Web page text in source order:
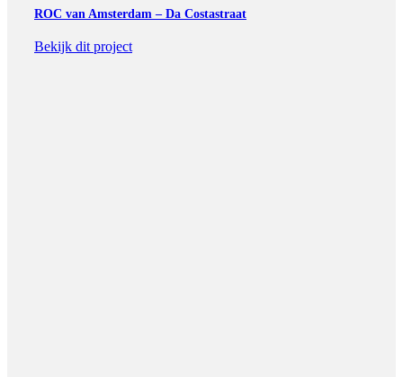
ROC van Amsterdam – Da Costastraat
Bekijk dit project